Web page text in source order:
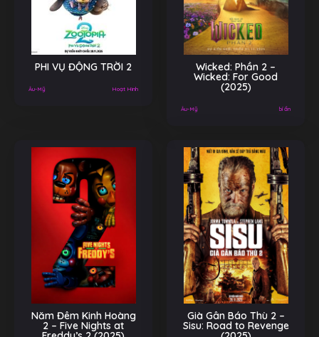
PHI VỤ ĐỘNG TRỜI 2
Âu-Mỹ Hoạt Hình
Wicked: Phần 2 –
Wicked: For Good
(2025)
Âu-Mỹ bí ẩn
Năm Đêm Kinh Hoàng
2 – Five Nights at
Già Gân Báo Thù 2 –
Sisu: Road to Revenge